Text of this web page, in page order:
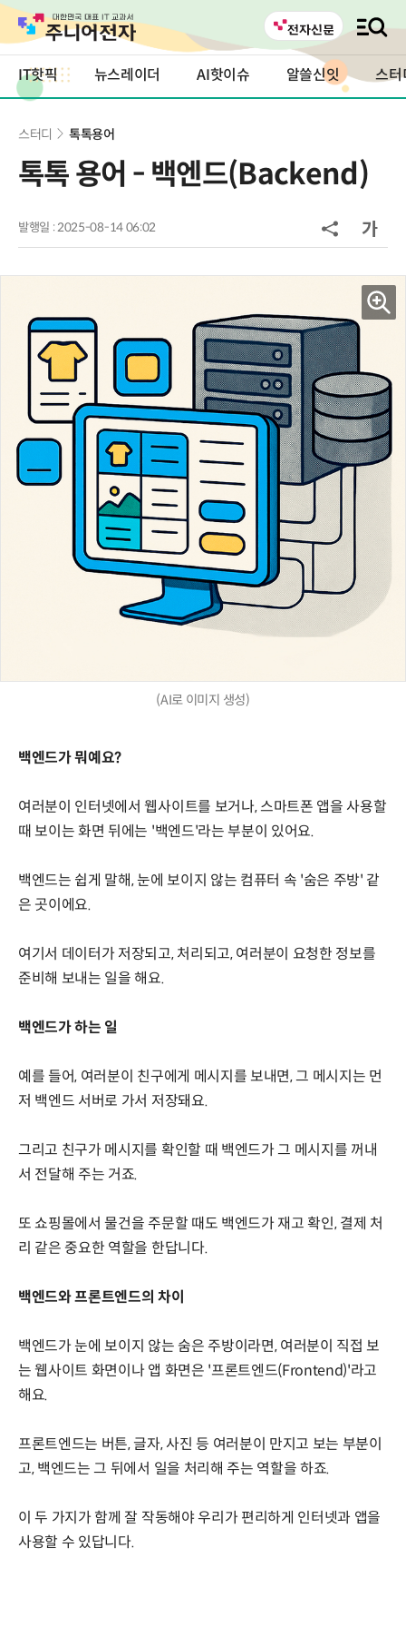
IT핫픽 뉴스레이더 AI핫이슈 알쓸신잇 스터
스터디 톡톡용어
톡톡 용어 - 백엔드(Backend)
발행일 : 2025-08-14 06:02
(AI로 이미지 생성)
백엔드가 뭐예요?
여러분이 인터넷에서 웹사이트를 보거나, 스마트폰 앱을 사용할
때 보이는 화면 뒤에는 '백엔드'라는 부분이 있어요.
백엔드는 쉽게 말해, 눈에 보이지 않는 컴퓨터 속 '숨은 주방' 같
은 곳이에요.
여기서 데이터가 저장되고, 처리되고, 여러분이 요청한 정보를
준비해 보내는 일을 해요.
백엔드가 하는 일
예를 들어, 여러분이 친구에게 메시지를 보내면, 그 메시지는 먼
저 백엔드 서버로 가서 저장돼요.
그리고 친구가 메시지를 확인할 때 백엔드가 그 메시지를 꺼내
서 전달해 주는 거죠.
또 쇼핑몰에서 물건을 주문할 때도 백엔드가 재고 확인, 결제 처
리 같은 중요한 역할을 한답니다.
백엔드와 프론트엔드의 차이
백엔드가 눈에 보이지 않는 숨은 주방이라면, 여러분이 직접 보
는 웹사이트 화면이나 앱 화면은 '프론트엔드(Frontend)'라고
해요.
프론트엔드는 버튼, 글자, 사진 등 여러분이 만지고 보는 부분이
고, 백엔드는 그 뒤에서 일을 처리해 주는 역할을 하죠.
이 두 가지가 함께 잘 작동해야 우리가 편리하게 인터넷과 앱을
사용할 수 있답니다.